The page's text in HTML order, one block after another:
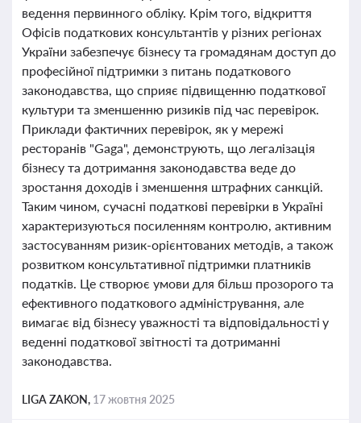
ведення первинного обліку. Крім того, відкриття
Офісів податкових консультантів у різних регіонах
України забезпечує бізнесу та громадянам доступ до
професійної підтримки з питань податкового
законодавства, що сприяє підвищенню податкової
культури та зменшенню ризиків під час перевірок.
Приклади фактичних перевірок, як у мережі
ресторанів "Gaga", демонструють, що легалізація
бізнесу та дотримання законодавства веде до
зростання доходів і зменшення штрафних санкцій.
Таким чином, сучасні податкові перевірки в Україні
характеризуються посиленням контролю, активним
застосуванням ризик-орієнтованих методів, а також
розвитком консультативної підтримки платників
податків. Це створює умови для більш прозорого та
ефективного податкового адміністрування, але
вимагає від бізнесу уважності та відповідальності у
веденні податкової звітності та дотриманні
законодавства.
LIGA ZAKON, 17 жовтня 2025